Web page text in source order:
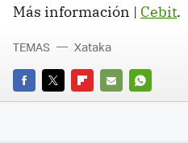
Más información | Cebit.
FACEBOOK
TWITTERFLIPBOARD
E-
WHATSAPP
TEMAS Xataka